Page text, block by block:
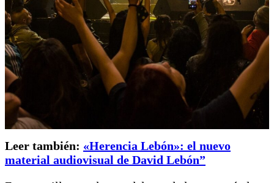
Leer también: «Herencia Lebón»: el nuevo
material audiovisual de David Lebón”